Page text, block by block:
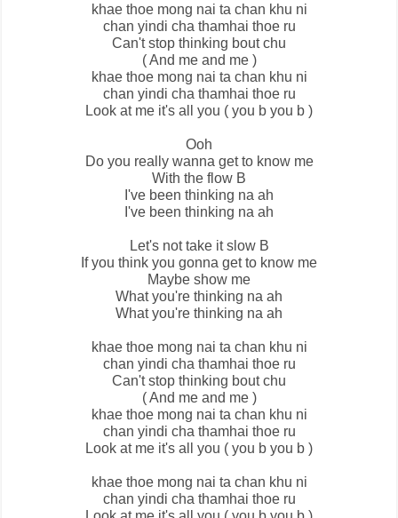
khae thoe mong nai ta chan khu ni
chan yindi cha thamhai thoe ru
Can't stop thinking bout chu
( And me and me )
khae thoe mong nai ta chan khu ni
chan yindi cha thamhai thoe ru
Look at me it's all you ( you b you b )
Ooh
Do you really wanna get to know me
With the flow B
I've been thinking na ah
I've been thinking na ah
Let's not take it slow B
If you think you gonna get to know me
Maybe show me
What you're thinking na ah
What you're thinking na ah
khae thoe mong nai ta chan khu ni
chan yindi cha thamhai thoe ru
Can't stop thinking bout chu
( And me and me )
khae thoe mong nai ta chan khu ni
chan yindi cha thamhai thoe ru
Look at me it's all you ( you b you b )
khae thoe mong nai ta chan khu ni
chan yindi cha thamhai thoe ru